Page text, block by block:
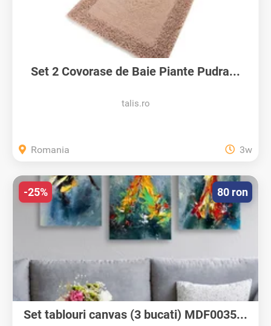
Set 2 Covorase de Baie Piante Pudra...
talis.ro
Romania 3w
Set tablouri canvas (3 bucati) MDF0035...
80 ron
-25%